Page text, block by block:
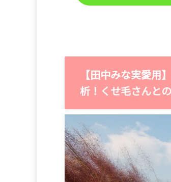
【田中みな実愛用
析！くせ毛さんと